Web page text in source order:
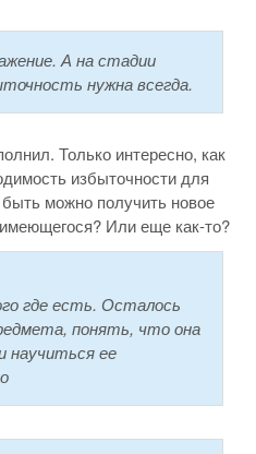
А на стадии
нужна всегда.
Только интересно, как
избыточности для
можно получить новое
Или еще как-то?
где есть. Осталось
понять, что она
научиться ее